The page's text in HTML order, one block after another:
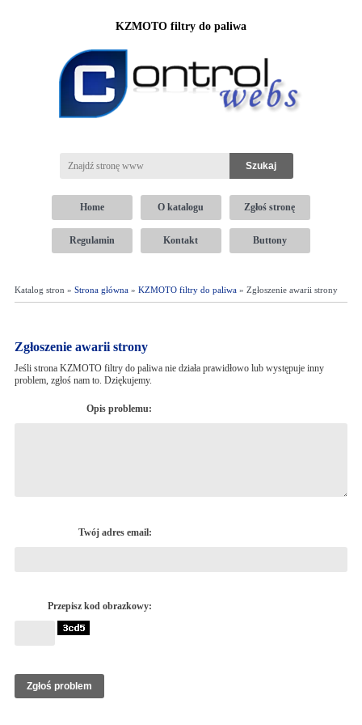
KZMOTO filtry do paliwa
Home O katalogu Zgłoś stronę
Regulamin Kontakt Buttony
Katalog stron » Strona główna» KZMOTO filtry do paliwa» Zgłoszenie awarii strony
Zgłoszenie awarii strony
Jeśli strona KZMOTO filtry do paliwa nie działa prawidłowo lub występuje inny
problem, zgłoś nam to. Dziękujemy.
Opis problemu:
Twój adres email:
Przepisz kod obrazkowy: